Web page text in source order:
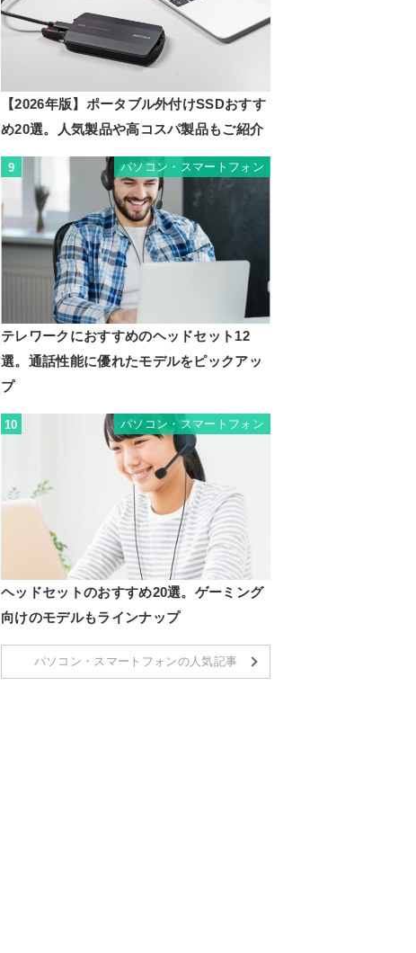
【2026年版】ポータブル外付けSSDおすす
め20選。人気製品や高コスパ製品もご紹介
9 パソコン・スマートフォン
テレワークにおすすめのヘッドセット12
選。通話性能に優れたモデルをピックアッ
プ
10 パソコン・スマートフォン
ヘッドセットのおすすめ20選。ゲーミング
向けのモデルもラインナップ
パソコン・スマートフォンの人気記事